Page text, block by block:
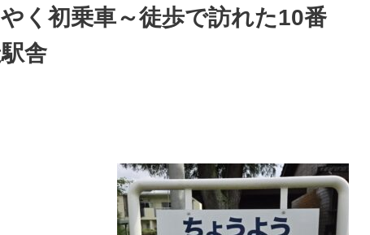
く初乗車～徒歩で訪れた10番
舎